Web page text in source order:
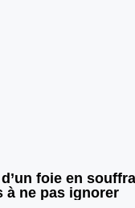
foie en
à ne pas ignorer